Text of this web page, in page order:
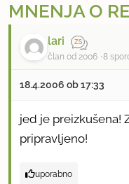
MNENJA O
lari
član od 2006 8
18.4.2006 ob 17:33
jed je preizkušena!
pripravljeno!
uporabno